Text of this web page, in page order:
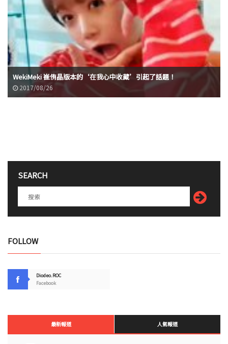
WekiMeki 崔侑晶版本的‘在我心中收藏’引起了話題！
2017/08/26
SEARCH
FOLLOW
Diodeo.ROC
Facebook
最新報道 人氣報道